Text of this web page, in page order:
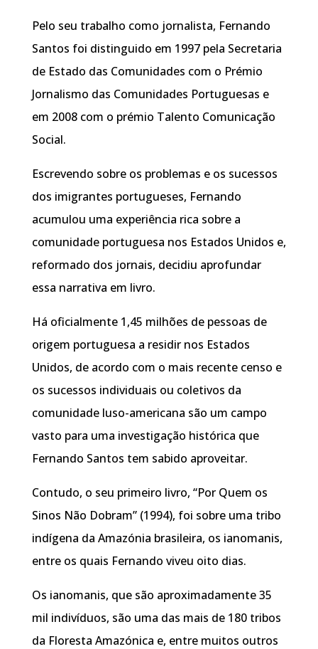
Pelo seu trabalho como jornalista, Fernando
Santos foi distinguido em 1997 pela Secretaria
de Estado das Comunidades com o Prémio
Jornalismo das Comunidades Portuguesas e
em 2008 com o prémio Talento Comunicação
Social.
Escrevendo sobre os problemas e os sucessos
dos imigrantes portugueses, Fernando
acumulou uma experiência rica sobre a
comunidade portuguesa nos Estados Unidos e,
reformado dos jornais, decidiu aprofundar
essa narrativa em livro.
Há oficialmente 1,45 milhões de pessoas de
origem portuguesa a residir nos Estados
Unidos, de acordo com o mais recente censo e
os sucessos individuais ou coletivos da
comunidade luso-americana são um campo
vasto para uma investigação histórica que
Fernando Santos tem sabido aproveitar.
Contudo, o seu primeiro livro, “Por Quem os
Sinos Não Dobram” (1994), foi sobre uma tribo
indígena da Amazónia brasileira, os ianomanis,
entre os quais Fernando viveu oito dias.
Os ianomanis, que são aproximadamente 35
mil indivíduos, são uma das mais de 180 tribos
da Floresta Amazónica e, entre muitos outros